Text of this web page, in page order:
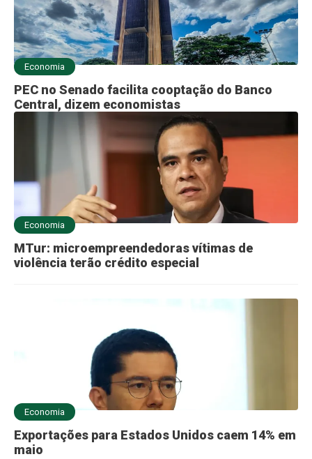
Economia
PEC no Senado facilita cooptação do Banco
Central, dizem economistas
Economia
MTur: microempreendedoras vítimas de
violência terão crédito especial
Economia
Exportações para Estados Unidos caem 14% em
maio